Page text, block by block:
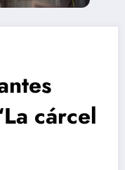
cárcel